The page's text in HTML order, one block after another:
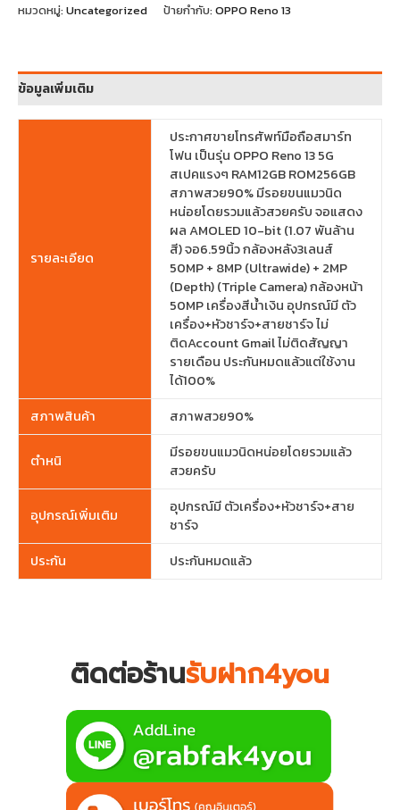
หมวดหมู่: Uncategorized ป้ายกำกับ: OPPO Reno 13
ข้อมูลเพิ่มเติม
รายละเอียด
ประกาศขายโทรศัพท์มือถือสมาร์ท
โฟน เป็นรุ่น OPPO Reno 13 5G
สเปคแรงๆ RAM12GB ROM256GB
สภาพสวย90% มีรอยขนแมวนิด
หน่อยโดยรวมแล้วสวยครับ จอแสดง
ผล AMOLED 10-bit (1.07 พันล้าน
สี) จอ6.59นิ้ว กล้องหลัง3เลนส์
50MP + 8MP (Ultrawide) + 2MP
(Depth) (Triple Camera) กล้องหน้า
50MP เครื่องสีน้ำเงิน อุปกรณ์มี ตัว
เครื่อง+หัวชาร์จ+สายชาร์จ ไม่
ติดAccount Gmail ไม่ติดสัญญา
รายเดือน ประกันหมดแล้วแต่ใช้งาน
ได้100%
สภาพสินค้า
สภาพสวย90%
ตำหนิ
มีรอยขนแมวนิดหน่อยโดยรวมแล้ว
สวยครับ
อุปกรณ์เพิ่มเติม
อุปกรณ์มี ตัวเครื่อง+หัวชาร์จ+สาย
ชาร์จ
ประกัน
ประกันหมดแล้ว
ติดต่อร้านรับฝาก4you